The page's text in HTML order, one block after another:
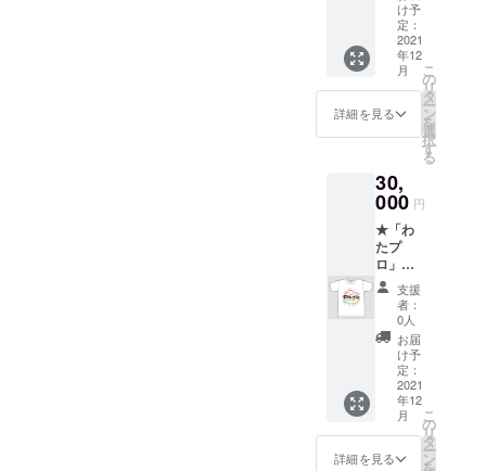
８４cm
/ 着丈６
３cm
M：胸
囲９１
cm / 着
丈６６
着丈６
９cm
XL：胸
囲１０
５cm /
着丈７
２cm ※
表記と
２,３cm
の誤差
が出る
可能性
があり
ます。
S/M/L/X
★「わ
たプ
ロ」ロ
ゴス
テッ
カー
（サイ
80mm×
80mm
） ★わ
たがし
配布の
様子を
収めた
パンフ
レット
（２０
２２年
春発送
予定）
★お礼
シャツ
サイズ
け予
定：
2021
年12
月
詳細を見る
こ
の
リ
タ
ー
ン
を
選
択
す
る
30,
000 円
★「わ
たプ
ロ」ロ
ゴ入りT
シャツ
（サイ
ズ：
S/M/L/X
★「わ
たプ
ロ」ロ
ゴス
テッ
支援
者：
0人
お届
け予
定：
2021
年12
月
詳細を見る
こ
の
リ
タ
ー
ン